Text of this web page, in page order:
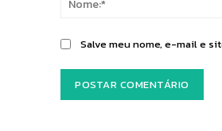
Salve meu nome, e-mail e